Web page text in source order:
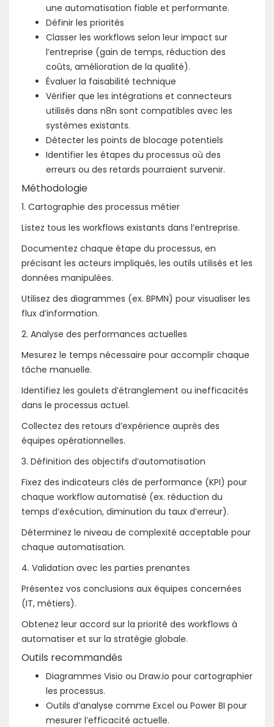
une automatisation fiable et performante.
Définir les priorités
Classer les workflows selon leur impact sur
l’entreprise (gain de temps, réduction des
coûts, amélioration de la qualité).
Évaluer la faisabilité technique
Vérifier que les intégrations et connecteurs
utilisés dans n8n sont compatibles avec les
systèmes existants.
Détecter les points de blocage potentiels
Identifier les étapes du processus où des
erreurs ou des retards pourraient survenir.
Méthodologie
1. Cartographie des processus métier
Listez tous les workflows existants dans l’entreprise.
Documentez chaque étape du processus, en
précisant les acteurs impliqués, les outils utilisés et les
données manipulées.
Utilisez des diagrammes (ex. BPMN) pour visualiser les
flux d’information.
2. Analyse des performances actuelles
Mesurez le temps nécessaire pour accomplir chaque
tâche manuelle.
Identifiez les goulets d’étranglement ou inefficacités
dans le processus actuel.
Collectez des retours d’expérience auprès des
équipes opérationnelles.
3. Définition des objectifs d’automatisation
Fixez des indicateurs clés de performance (KPI) pour
chaque workflow automatisé (ex. réduction du
temps d’exécution, diminution du taux d’erreur).
Déterminez le niveau de complexité acceptable pour
chaque automatisation.
4. Validation avec les parties prenantes
Présentez vos conclusions aux équipes concernées
(IT, métiers).
Obtenez leur accord sur la priorité des workflows à
automatiser et sur la stratégie globale.
Outils recommandés
Diagrammes Visio ou Draw.io pour cartographier
les processus.
Outils d’analyse comme Excel ou Power BI pour
mesurer l’efficacité actuelle.